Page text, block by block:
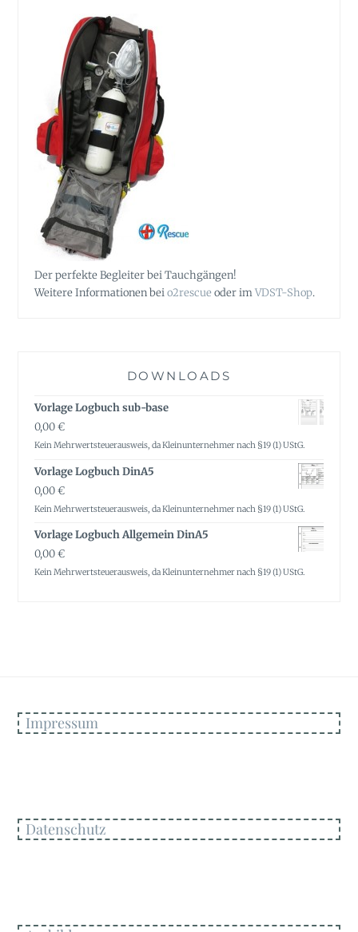
Der perfekte Begleiter bei Tauchgängen!
Weitere Informationen beio2rescueoder imVDST-Shop.
DOWNLOADS
Vorlage Logbuch sub-base
0,00€
Kein Mehrwertsteuerausweis, da Kleinunternehmer nach §19 (1) UStG.
Vorlage Logbuch DinA5
0,00€
Kein Mehrwertsteuerausweis, da Kleinunternehmer nach §19 (1) UStG.
Vorlage Logbuch Allgemein DinA5
0,00€
Kein Mehrwertsteuerausweis, da Kleinunternehmer nach §19 (1) UStG.
Impressum
Datenschutz